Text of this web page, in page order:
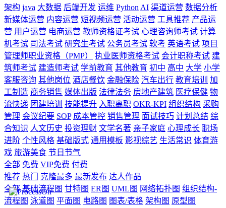
架构 java 大数据 后端开发 运维 Python AI 渠道运营 数据分析
新媒体运营 内容运营 短视频运营 活动运营 工具推荐 产品运
营 用户运营 电商运营 教师资格证考试 心理咨询师考试 计算
机考试 司法考试 研究生考试 公务员考试 软考 英语考试 项目
管理师职业资格（PMP）
执业医师资格考试 会计职称考试 建
筑师考试 建造师考试 学前教育 其他教育 初中 高中 大学 小学
客服咨询 其他岗位 酒店餐饮 金融保险 汽车出行 教育培训
加
工制造 商务销售 媒体出版 法律法务 房地产建筑 医疗保健 物
流快递 团建培训 技能提升 入职离职 OKR-KPI 组织结构 采购
管理 会议纪要 SOP 成本管控 销售管理 面试技巧 计划总结 综
合知识 人文历史 投资理财 文学名著 亲子家庭 心理成长 职场
进阶 个性风格 基础版式 通用模板 影视综艺 生活常识 体育游
戏 旅游美食 节日节气
全部 免费 VIP免费 付费
推荐 热门 克隆最多 最新发布 达人作品
全部 基础流程图 甘特图 ER图 UML图 网络拓扑图 组织结构-
流程图 泳道图 平面图 电路图 图表/表格 架构图 原型图